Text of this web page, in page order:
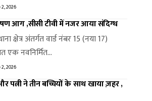
2026
आग ,सीसी टीवी में नजर आया संदिग्ध
क्षेत्र अंतर्गत वार्ड नंबर 15 (नया 17)
एक नवनिर्मित…
2026
पत्नी ने तीन बच्चियों के साथ खाया ज़हर ,